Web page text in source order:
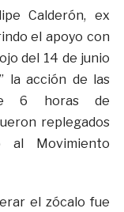
Calderón, ex
el apoyo con
del 14 de junio
la acción de las
6 horas de
replegados
al Movimiento
el zócalo fue